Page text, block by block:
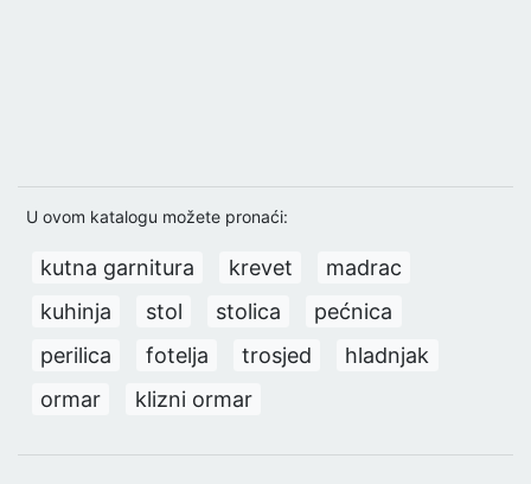
U ovom katalogu možete pronaći:
kutna garnitura krevet
madrac
kuhinja
stol stolica
pećnica
perilica
fotelja trosjed
hladnjak
ormar
klizni ormar